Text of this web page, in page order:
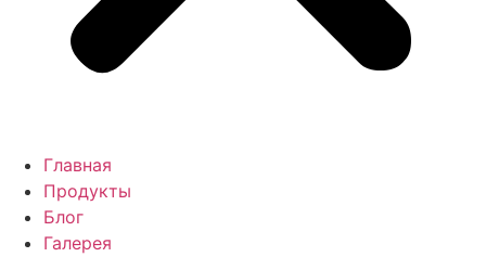
Главная
Продукты
Блог
Галерея